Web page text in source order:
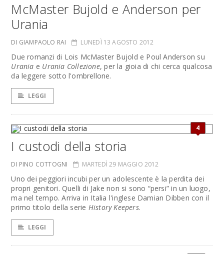
McMaster Bujold e Anderson per
Urania
DI GIAMPAOLO RAI LUNEDÌ 13 AGOSTO 2012
Due romanzi di Lois McMaster Bujold e Poul Anderson su
Urania e Urania Collezione, per la gioia di chi cerca qualcosa
da leggere sotto l'ombrellone.
LEGGI
4
I custodi della storia
DI PINO COTTOGNI MARTEDÌ 29 MAGGIO 2012
Uno dei peggiori incubi per un adolescente è la perdita dei
propri genitori. Quelli di Jake non si sono “persi” in un luogo,
ma nel tempo. Arriva in Italia l'inglese Damian Dibben con il
primo titolo della serie History Keepers.
LEGGI